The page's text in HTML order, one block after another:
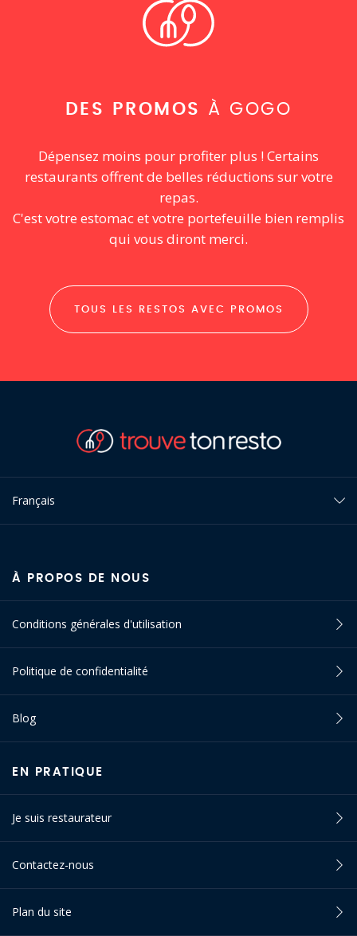
DES PROMOS À GOGO
Dépensez moins pour profiter plus ! Certains
restaurants offrent de belles réductions sur votre
repas.
C'est votre estomac et votre portefeuille bien remplis
qui vous diront merci.
TOUS LES RESTOS AVEC PROMOS
Français
À PROPOS DE NOUS
Conditions générales d'utilisation
Politique de confidentialité
Blog
EN PRATIQUE
Je suis restaurateur
Contactez-nous
Plan du site